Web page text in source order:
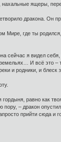
нахальные ящеры,
дракона. Он
где ты
я видел
И всё это
и родники, и блеск
равно как
пору, – дракон
прийти сюда и